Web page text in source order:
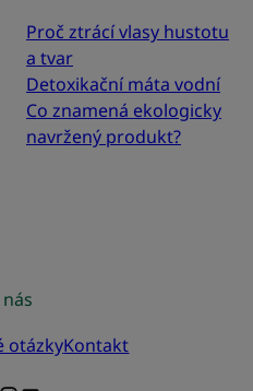
Proč ztrácí vlasy hustotu
a tvar
Detoxikační máta vodní
Co znamená ekologicky
navržený produkt?
otázkyKontakt